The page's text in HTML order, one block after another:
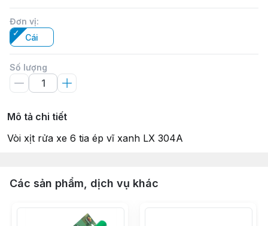
Đơn vị:
Cái
Số lượng
Mô tả chi tiết
Vòi xịt rửa xe 6 tia ép vĩ xanh LX 304A
Các sản phẩm, dịch vụ khác